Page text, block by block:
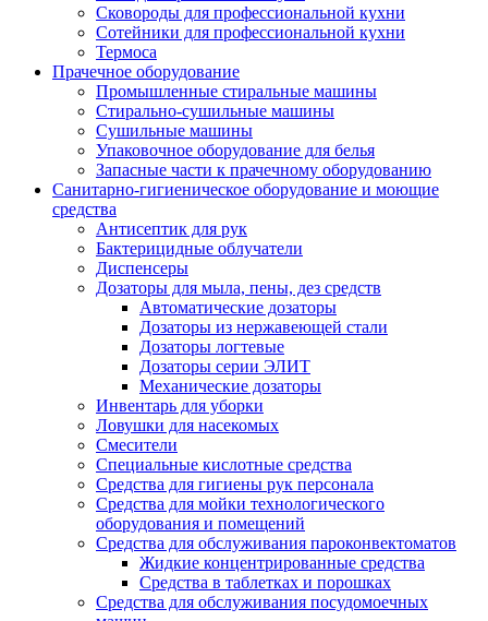
Сковороды для профессиональной кухни
Сотейники для профессиональной кухни
Термоса
Прачечное оборудование
Промышленные стиральные машины
Стирально-сушильные машины
Сушильные машины
Упаковочное оборудование для белья
Запасные части к прачечному оборудованию
Санитарно-гигиеническое оборудование и моющие
средства
Антисептик для рук
Бактерицидные облучатели
Диспенсеры
Дозаторы для мыла, пены, дез средств
Автоматические дозаторы
Дозаторы из нержавеющей стали
Дозаторы логтевые
Дозаторы серии ЭЛИТ
Механические дозаторы
Инвентарь для уборки
Ловушки для насекомых
Смесители
Специальные кислотные средства
Средства для гигиены рук персонала
Средства для мойки технологического
оборудования и помещений
Средства для обслуживания пароконвектоматов
Жидкие концентрированные средства
Средства в таблетках и порошках
Средства для обслуживания посудомоечных